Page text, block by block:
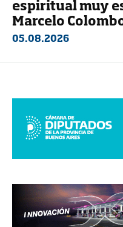
espiritual muy
Marcelo
05.08.2026